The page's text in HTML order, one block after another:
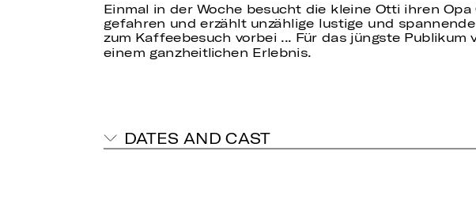
Einmal in der Woche besucht die kleine Otti ihren
gefahren und erzählt unzählige lustige und
zum Kaffeebesuch vorbei ... Für das jüngste Publikum
einem ganzheitlichen Erlebnis.
DATES AND CAST